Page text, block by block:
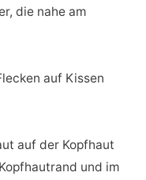
die nahe am
auf Kissen
auf der Kopfhaut
und im